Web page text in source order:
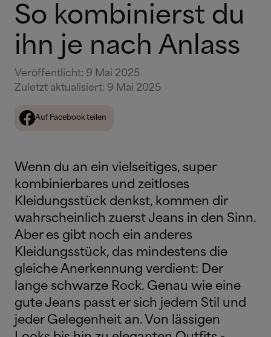
So kombinierst du
ihn je nach Anlass
Veröffentlicht: 9 Mai 2025
Zuletzt aktualisiert: 9 Mai 2025
Auf Facebook teilen
Wenn du an ein vielseitiges, super
kombinierbares und zeitloses
Kleidungsstück denkst, kommen dir
wahrscheinlich zuerst Jeans in den Sinn.
Aber es gibt noch ein anderes
Kleidungsstück, das mindestens die
gleiche Anerkennung verdient: Der
lange schwarze Rock. Genau wie eine
gute Jeans passt er sich jedem Stil und
jeder Gelegenheit an. Von lässigen